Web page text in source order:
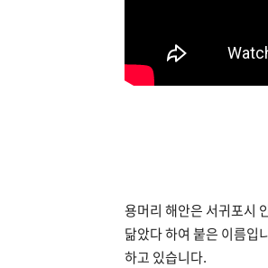
용머리 해안은 서귀포시
닮았다 하여 붙은 이름입
하고 있습니다.